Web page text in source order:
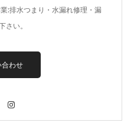
:排水つまり・水漏れ修理・漏
さい。
合わせ
Twitter